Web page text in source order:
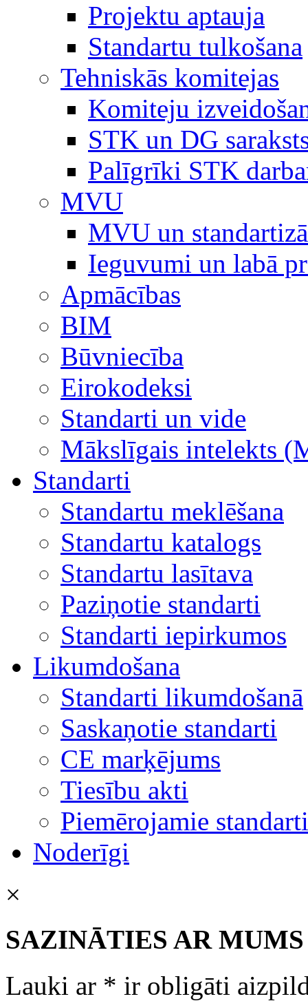
Projektu aptauja
Standartu tulkošana
Tehniskās komitejas
Komiteju
STK un DG
Palīgrīki STK
MVU
MVU un
Ieguvumi un labā
Apmācības
BIM
Būvniecība
Eirokodeksi
Standarti un vide
Mākslīgais intelekts
Standarti
Standartu meklēšana
Standartu katalogs
Standartu lasītava
Paziņotie standarti
Standarti iepirkumos
Likumdošana
Standarti likumdošanā
Saskaņotie standarti
CE marķējums
Tiesību akti
Piemērojamie standarti
Noderīgi
×
SAZINĀTIES AR MUMS
Lauki ar * ir obligāti